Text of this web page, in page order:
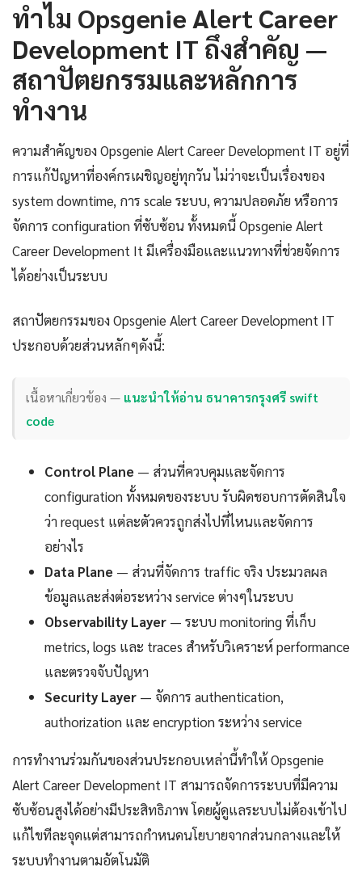
ทำไม Opsgenie Alert Career
Development IT ถึงสำคัญ —
สถาปัตยกรรมและหลักการ
ทำงาน
ความสำคัญของ Opsgenie Alert Career Development IT อยู่ที่
การแก้ปัญหาที่องค์กรเผชิญอยู่ทุกวัน ไม่ว่าจะเป็นเรื่องของ
system downtime, การ scale ระบบ, ความปลอดภัย หรือการ
จัดการ configuration ที่ซับซ้อน ทั้งหมดนี้ Opsgenie Alert
Career Development It มีเครื่องมือและแนวทางที่ช่วยจัดการ
ได้อย่างเป็นระบบ
สถาปัตยกรรมของ Opsgenie Alert Career Development IT
ประกอบด้วยส่วนหลักๆดังนี้:
เนื้อหาเกี่ยวข้อง — แนะนำให้อ่าน ธนาคารกรุงศรี swift
code
Control Plane — ส่วนที่ควบคุมและจัดการ
configuration ทั้งหมดของระบบ รับผิดชอบการตัดสินใจ
ว่า request แต่ละตัวควรถูกส่งไปที่ไหนและจัดการ
อย่างไร
Data Plane — ส่วนที่จัดการ traffic จริง ประมวลผล
ข้อมูลและส่งต่อระหว่าง service ต่างๆในระบบ
Observability Layer — ระบบ monitoring ที่เก็บ
metrics, logs และ traces สำหรับวิเคราะห์ performance
และตรวจจับปัญหา
Security Layer — จัดการ authentication,
authorization และ encryption ระหว่าง service
การทำงานร่วมกันของส่วนประกอบเหล่านี้ทำให้ Opsgenie
Alert Career Development IT สามารถจัดการระบบที่มีความ
ซับซ้อนสูงได้อย่างมีประสิทธิภาพ โดยผู้ดูแลระบบไม่ต้องเข้าไป
แก้ไขทีละจุดแต่สามารถกำหนดนโยบายจากส่วนกลางและให้
ระบบทำงานตามอัตโนมัติ